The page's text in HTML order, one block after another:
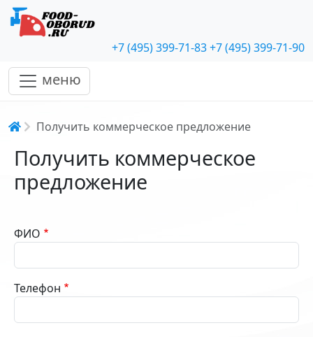
+7 (495) 399-71-83+7 (495) 399-71-90
меню
Строка навигации
Получить коммерческое предложение
Получить коммерческое
предложение
ФИО
Телефон